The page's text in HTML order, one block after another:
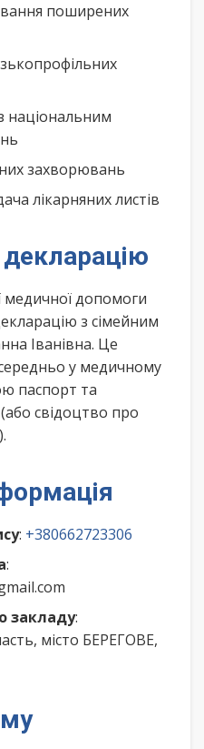
поширених
національним
захворювань
лікарняних листів
медичної допомоги
з сімейним
Іванівна. Це
у медичному
паспорт та
свідоцтво про
: +380662723306
:
закладу:
місто БЕРЕГОВЕ,